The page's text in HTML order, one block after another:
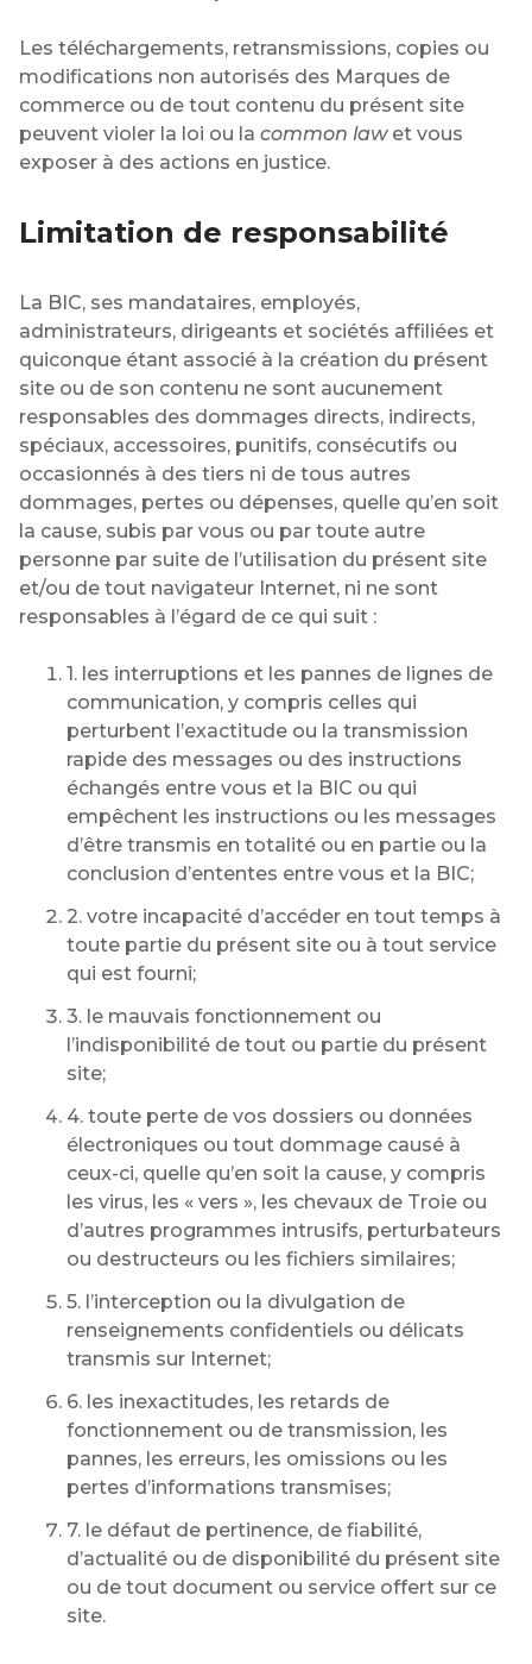
Les téléchargements, retransmissions, copies ou
modifications non autorisés des Marques de
commerce ou de tout contenu du présent site
peuvent violer la loi ou la common lawet vous
exposer à des actions en justice.
Limitation de responsabilité
La BIC, ses mandataires, employés,
administrateurs, dirigeants et sociétés affiliées et
quiconque étant associé à la création du présent
site ou de son contenu ne sont aucunement
responsables des dommages directs, indirects,
spéciaux, accessoires, punitifs, consécutifs ou
occasionnés à des tiers ni de tous autres
dommages, pertes ou dépenses, quelle qu’en soit
la cause, subis par vous ou par toute autre
personne par suite de l’utilisation du présent site
et/ou de tout navigateur Internet, ni ne sont
responsables à l’égard de ce qui suit :
1. les interruptions et les pannes de lignes de
communication, y compris celles qui
perturbent l’exactitude ou la transmission
rapide des messages ou des instructions
échangés entre vous et la BIC ou qui
empêchent les instructions ou les messages
d’être transmis en totalité ou en partie ou la
conclusion d’ententes entre vous et la BIC;
2. votre incapacité d’accéder en tout temps à
toute partie du présent site ou à tout service
qui est fourni;
3. le mauvais fonctionnement ou
l’indisponibilité de tout ou partie du présent
site;
4. toute perte de vos dossiers ou données
électroniques ou tout dommage causé à
ceux-ci, quelle qu’en soit la cause, y compris
les virus, les « vers », les chevaux de Troie ou
d’autres programmes intrusifs, perturbateurs
ou destructeurs ou les fichiers similaires;
5. l’interception ou la divulgation de
renseignements confidentiels ou délicats
transmis sur Internet;
6. les inexactitudes, les retards de
fonctionnement ou de transmission, les
pannes, les erreurs, les omissions ou les
pertes d’informations transmises;
7. le défaut de pertinence, de fiabilité,
d’actualité ou de disponibilité du présent site
ou de tout document ou service offert sur ce
site.